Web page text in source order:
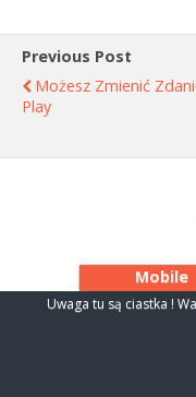
Previous Post
Możesz Zmienić
Play
Mobile
Uwaga tu są ciastka !